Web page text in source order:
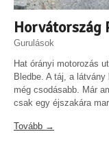
Horvátország
Gurulások
Hat órányi motorozás
Bledbe. A táj, a
még csodásabb. Már
csak egy éjszakára
Tovább →